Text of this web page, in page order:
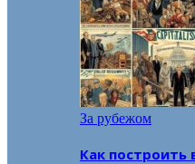
За рубежом
Как построить